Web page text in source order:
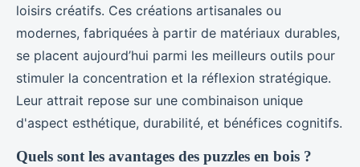
loisirs créatifs. Ces créations artisanales ou
modernes, fabriquées à partir de matériaux durables,
se placent aujourd’hui parmi les meilleurs outils pour
stimuler la concentration et la réflexion stratégique.
Leur attrait repose sur une combinaison unique
d'aspect esthétique, durabilité, et bénéfices cognitifs.
Quels sont les avantages des puzzles en bois ?